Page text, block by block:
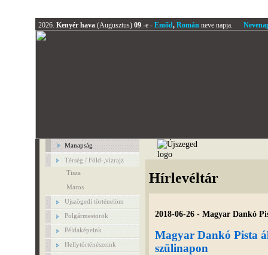
2026. Kenyér hava (Augusztus) 09.-e - Emőd, Románneve napja.
Manapság
Térség / Föld-,vízrajz
Tisza
Maros
Ujszögedi történelöm
Polgármestörök
Példaképeink
Hellytörténészeink
Hírlevéltár
2018-06-26 - Magyar Dankó
Magyar Dankó Pista
szülinapon